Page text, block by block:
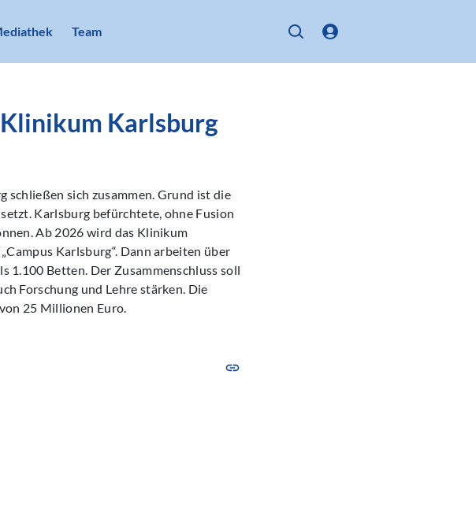
Team
Karlsburg
sich zusammen. Grund ist die
Karlsburg befürchtete, ohne Fusion
Ab 2026 wird das Klinikum
Karlsburg“. Dann arbeiten über
1.100 Betten. Der Zusammenschluss soll
Forschung und Lehre stärken. Die
25 Millionen Euro.